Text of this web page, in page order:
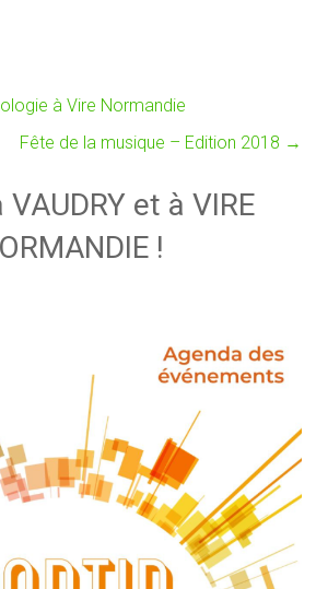
à Vire Normandie
Fête de la musique – Edition 2018 →
et à VIRE
!